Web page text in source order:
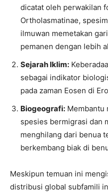
dicatat oleh perwakilan
Ortholasmatinae,
ilmuwan memetakan
pemanen dengan lebih
Sejarah Iklim:
sebagai indikator
pada zaman Eosen di
Biogeografi: Membantu
spesies bermigrasi dan
menghilang dari benua
berkembang biak di
Meskipun temuan ini
distribusi global subfamili